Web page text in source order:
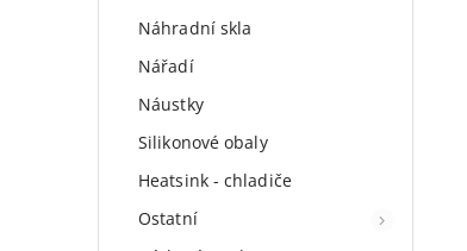
Náhradní skla
Nářadí
Náustky
Silikonové obaly
Heatsink - chladiče
Ostatní